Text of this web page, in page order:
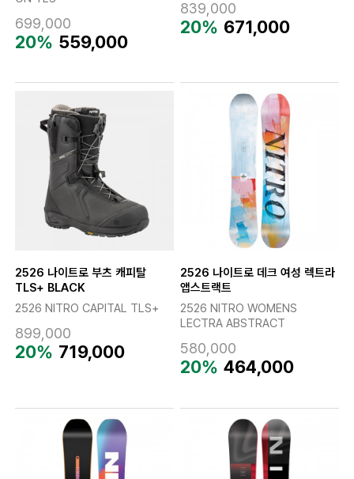
699,000
20% 559,000
839,000
20% 671,000
2526 나이트로 부츠 캐피탈
TLS+ BLACK
2526 NITRO CAPITAL TLS+
899,000
20% 719,000
2526 나이트로 데크 여성 렉트라
앱스트랙트
2526 NITRO WOMENS
LECTRA ABSTRACT
580,000
20% 464,000